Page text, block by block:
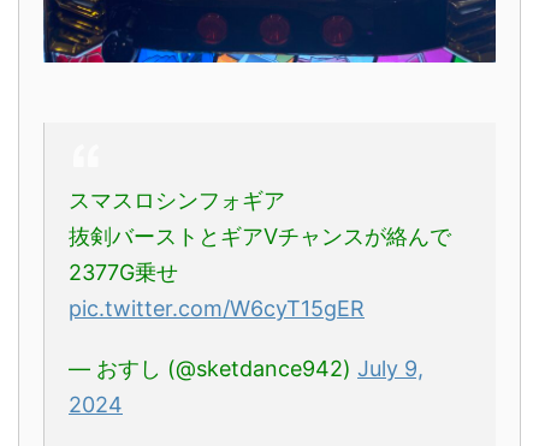
スマスロシンフォギア
抜剣バーストとギアVチャンスが絡んで
2377G乗せ
pic.twitter.com/W6cyT15gER
— おすし (@sketdance942) July 9,
2024